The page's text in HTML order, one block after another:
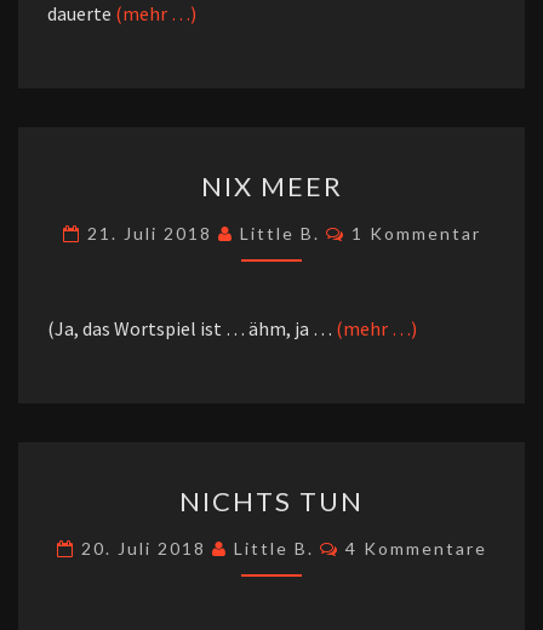
dauerte (mehr …)
MEER
NIX MEER
21. Juli 2018 Little B. Kommentare
1 Kommentar
(Ja, das Wortspiel ist … ähm, ja … (mehr …)
TUN
NICHTS TUN
20. Juli 2018 Little B. Kommentare
4 Kommentare